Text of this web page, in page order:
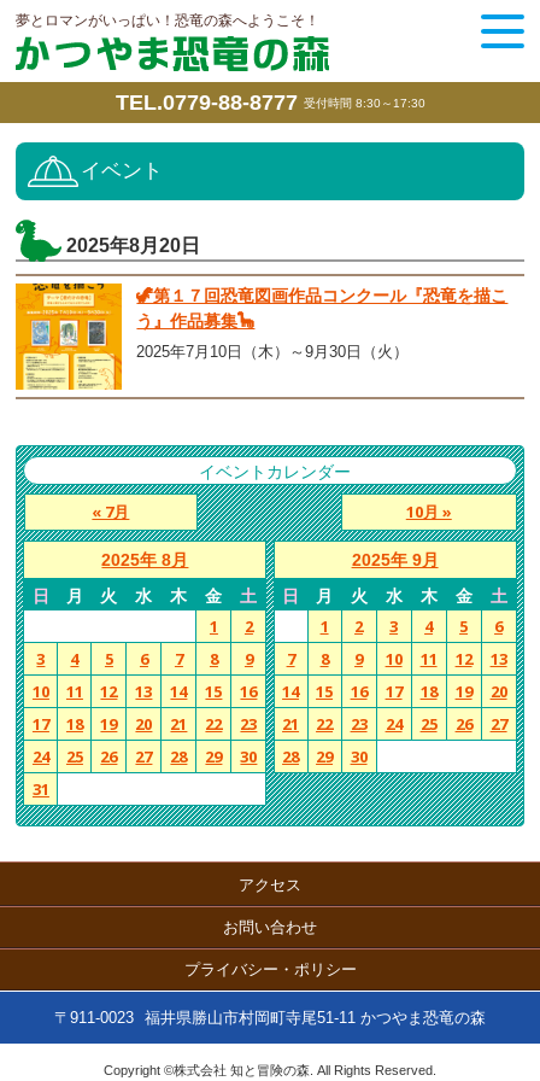
夢とロマンがいっぱい！恐竜の森へようこそ！
TEL.0779-88-8777 受付時間 8:30～17:30
イベント
2025年8月20日
🦖第１７回恐竜図画作品コンクール『恐竜を描こ
う』作品募集🦕
2025年7月10日（木）～9月30日（火）
イベントカレンダー
« 7月 10月 »
2025年 8月
日
月 火 水 木 金 土
1
2
3
4 5 6 7 8
9
10
11 12 13 14 15
16
17
18 19 20 21 22
23
24
25 26 27 28 29
30
31
2025年 9月
日
月 火 水 木 金 土
1 2 3 4 5
6
7
8 9 10 11 12
13
14
15 16 17 18 19
20
21
22 23 24 25 26
27
28
29 30
アクセス
お問い合わせ
プライバシー・ポリシー
〒911-0023 福井県勝山市村岡町寺尾51-11 かつやま恐竜の森
Copyright ©株式会社 知と冒険の森. All Rights Reserved.